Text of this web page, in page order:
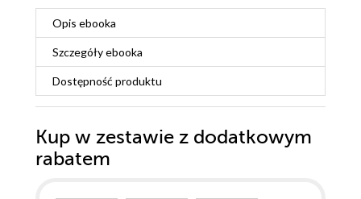
Opis ebooka
Szczegółyebooka
Dostępność produktu
Kup w zestawie z dodatkowym
rabatem